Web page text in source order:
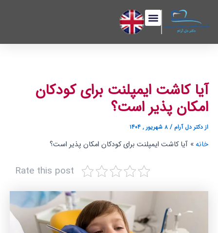
محتوا
فهرست
آیا کاشت ایمپلنت برای کودکان
امکان پذیر است؟
از دکتر دل آرام / ۸ شهریور , ۱۴۰۴
خانه آیا کاشت ایمپلنت برای کودکان امکان پذیر است؟
Rate this post
نوشته